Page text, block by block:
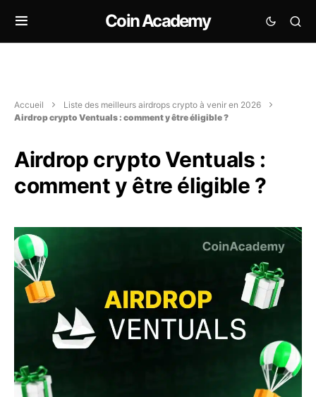
Coin Academy
Accueil
Liste des meilleurs airdrops crypto à venir en 2026
Airdrop crypto Ventuals : comment y être éligible ?
Airdrop crypto Ventuals :
comment y être éligible ?